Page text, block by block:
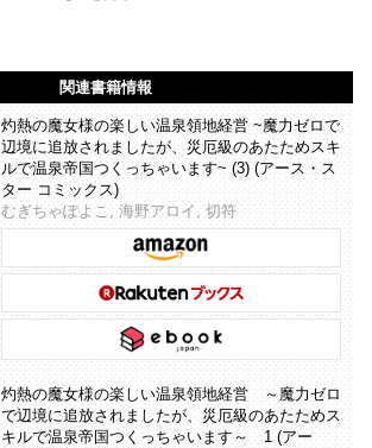
関連書籍情報
灼熱の魔女様の楽しい温泉領地経営 ~魔力ゼロで
辺境に追放されましたが、災厄級のあたためスキ
ルで温泉帝国つくっちゃいます~ (3) (アース・ス
ター コミックス)
むぎちゃぽよこ, 海野アロイ, 切符
灼熱の魔女様の楽しい温泉領地経営 ～魔力ゼロ
で辺境に追放されましたが、災厄級のあたためス
キルで温泉帝国つくっちゃいます～ 1 (アー